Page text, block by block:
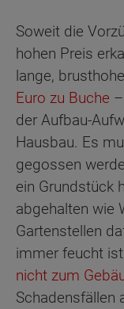
Soweit die
hohen Preis
lange,
Euro zu Buche
der Aufbau-
Hausbau. Es
gegossen
ein Grundstück
abgehalten wie
Gartenstellen
immer feucht
nicht zum
Schadensfällen